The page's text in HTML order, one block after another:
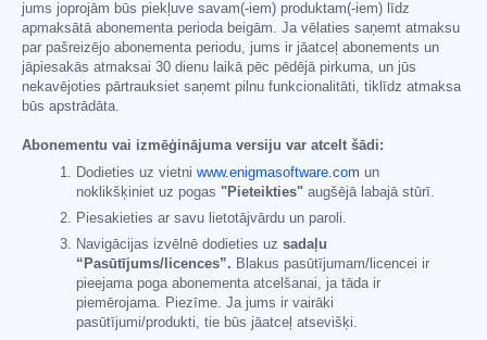
jums joprojām būs piekļuve savam(-iem) produktam(-iem) līdz
apmaksātā abonementa perioda beigām. Ja vēlaties saņemt atmaksu
par pašreizējo abonementa periodu, jums ir jāatceļ abonements un
jāpiesakās atmaksai 30 dienu laikā pēc pēdējā pirkuma, un jūs
nekavējoties pārtrauksiet saņemt pilnu funkcionalitāti, tiklīdz atmaksa
būs apstrādāta.
Abonementu vai izmēģinājuma versiju var atcelt šādi:
Dodieties uz vietni www.enigmasoftware.com un
noklikšķiniet uz pogas "Pieteikties" augšējā labajā stūrī.
Piesakieties ar savu lietotājvārdu un paroli.
Navigācijas izvēlnē dodieties uz sadaļu
“Pasūtījums/licences”. Blakus pasūtījumam/licencei ir
pieejama poga abonementa atcelšanai, ja tāda ir
piemērojama. Piezīme. Ja jums ir vairāki
pasūtījumi/produkti, tie būs jāatceļ atsevišķi.